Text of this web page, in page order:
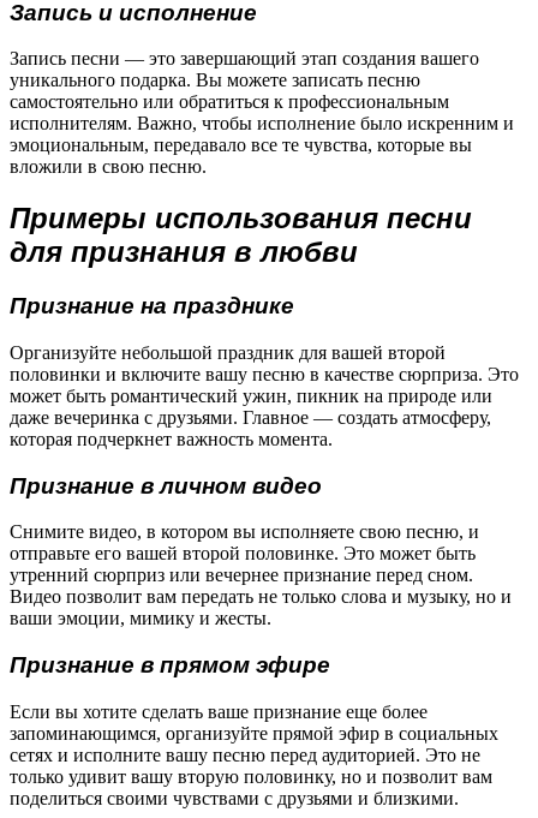
Запись и исполнение
Запись песни — это завершающий этап создания вашего
уникального подарка. Вы можете записать песню
самостоятельно или обратиться к профессиональным
исполнителям. Важно, чтобы исполнение было искренним и
эмоциональным, передавало все те чувства, которые вы
вложили в свою песню.
Примеры использования песни
для признания в любви
Признание на празднике
Организуйте небольшой праздник для вашей второй
половинки и включите вашу песню в качестве сюрприза. Это
может быть романтический ужин, пикник на природе или
даже вечеринка с друзьями. Главное — создать атмосферу,
которая подчеркнет важность момента.
Признание в личном видео
Снимите видео, в котором вы исполняете свою песню, и
отправьте его вашей второй половинке. Это может быть
утренний сюрприз или вечернее признание перед сном.
Видео позволит вам передать не только слова и музыку, но и
ваши эмоции, мимику и жесты.
Признание в прямом эфире
Если вы хотите сделать ваше признание еще более
запоминающимся, организуйте прямой эфир в социальных
сетях и исполните вашу песню перед аудиторией. Это не
только удивит вашу вторую половинку, но и позволит вам
поделиться своими чувствами с друзьями и близкими.